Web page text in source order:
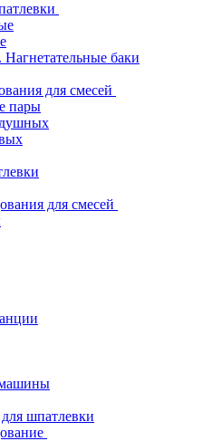
баки
для смесей
пары
для смесей
шпатлевки